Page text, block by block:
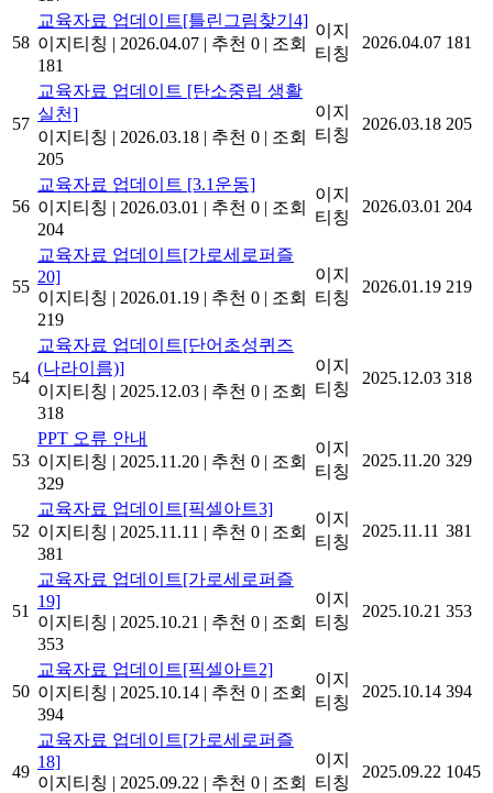
58
교육자료 업데이트[틀린그림찾기4]
이지티칭 | 2026.04.07 | 추천 0 | 조회
181
이지
티칭
2026.04.07 181
57
교육자료 업데이트 [탄소중립 생활
실천]
이지티칭 | 2026.03.18 | 추천 0 | 조회
205
이지
티칭
2026.03.18 205
56
교육자료 업데이트 [3.1운동]
이지티칭 | 2026.03.01 | 추천 0 | 조회
204
이지
티칭
2026.03.01 204
55
교육자료 업데이트[가로세로퍼즐
20]
이지티칭 | 2026.01.19 | 추천 0 | 조회
219
이지
티칭
2026.01.19 219
54
교육자료 업데이트[단어초성퀴즈
(나라이름)]
이지티칭 | 2025.12.03 | 추천 0 | 조회
318
이지
티칭
2025.12.03 318
53
PPT 오류 안내
이지티칭 | 2025.11.20 | 추천 0 | 조회
329
이지
티칭
2025.11.20 329
52
교육자료 업데이트[픽셀아트3]
이지티칭 | 2025.11.11 | 추천 0 | 조회
381
이지
티칭
2025.11.11 381
51
교육자료 업데이트[가로세로퍼즐
19]
이지티칭 | 2025.10.21 | 추천 0 | 조회
353
이지
티칭
2025.10.21 353
50
교육자료 업데이트[픽셀아트2]
이지티칭 | 2025.10.14 | 추천 0 | 조회
394
이지
티칭
2025.10.14 394
49
교육자료 업데이트[가로세로퍼즐
18]
이지티칭 | 2025.09.22 | 추천 0 | 조회
이지
티칭
2025.09.22 1045